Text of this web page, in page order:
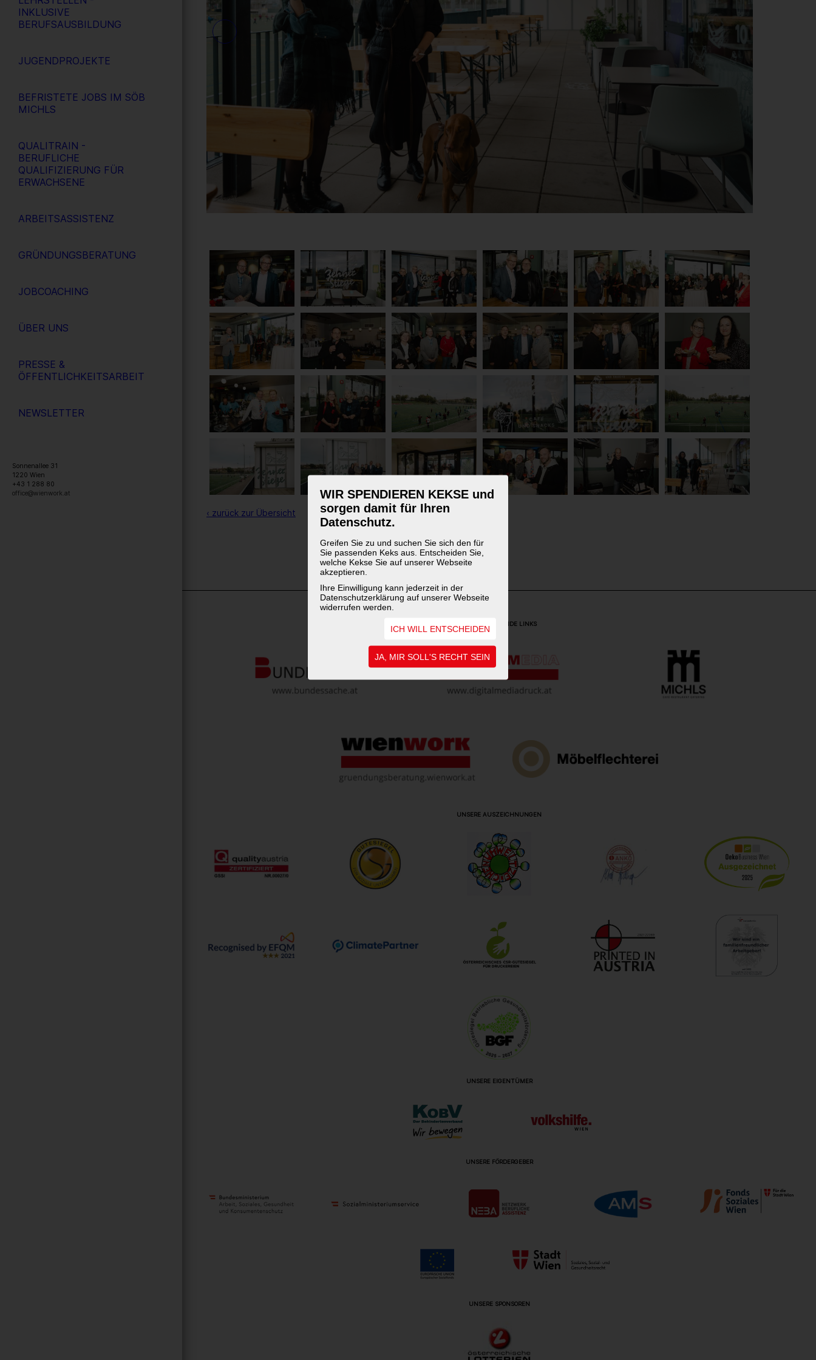
WIR SPENDIEREN KEKSE und
sorgen damit für Ihren
Datenschutz.
Greifen Sie zu und suchen Sie sich den für
Sie passenden Keks aus. Entscheiden Sie,
welche Kekse Sie auf unserer Webseite
akzeptieren.
Ihre Einwilligung kann jederzeit in der
Datenschutzerklärung auf unserer Webseite
widerrufen werden.
ICH WILL ENTSCHEIDEN
JA, MIR SOLL'S RECHT SEIN
INKLUSIVE
BERUFSAUSBILDUNG
JUGENDPROJEKTE
BEFRISTETE JOBS IM SÖB
MICHLS
QUALITRAIN -
BERUFLICHE
QUALIFIZIERUNG FÜR
ERWACHSENE
ARBEITSASSISTENZ
GRÜNDUNGSBERATUNG
JOBCOACHING
ÜBER UNS
PRESSE &
ÖFFENTLICHKEITSARBEIT
NEWSLETTER
Sonnenallee 31
1220 Wien
+43 1 288 80
office@wienwork.at
‹ zurück zur Übersicht
1 2
WEITERFÜHRENDE LINKS
UNSERE AUSZEICHNUNGEN
UNSERE EIGENTÜMER
UNSERE FÖRDERGEBER
UNSERE SPONSOREN